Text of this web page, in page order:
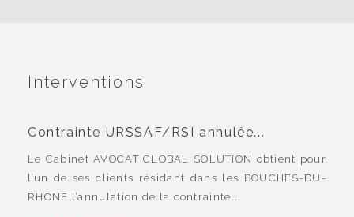
Interventions
Contrainte URSSAF/RSI annulée...
Le Cabinet AVOCAT GLOBAL SOLUTION obtient pour
l’un de ses clients résidant dans les BOUCHES-DU-
RHONE l’annulation de la contrainte...